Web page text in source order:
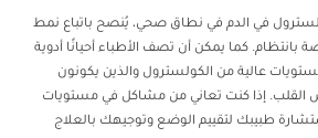
في الدم في نطاق صحي، يُنصح باتباع نمط
بانتظام. كما يمكن أن تصف الأطباء أحيانًا أدوية
عالية من الكولسترول والذين يكونون
القلب. إذا كنت تعاني من مشاكل في مستويات
طبيبك لتقييم الوضع وتوجيهك بالعلاج